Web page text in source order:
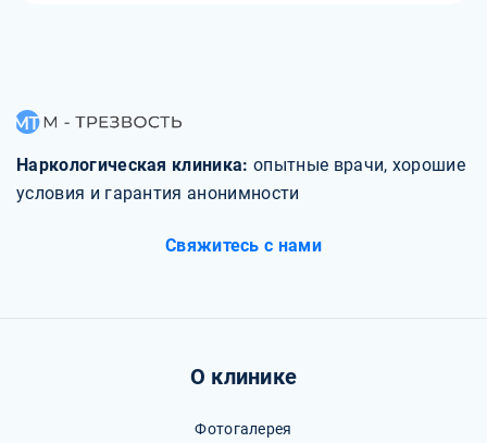
Наркологическая клиника: опытные врачи, хорошие
условия и гарантия анонимности
Свяжитесь с нами
О клинике
Фотогалерея